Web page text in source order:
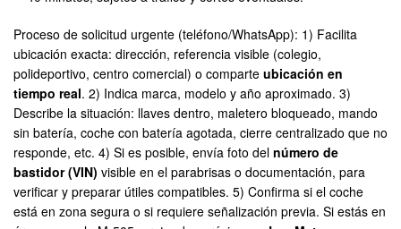
Proceso de solicitud urgente (teléfono/WhatsApp): 1) Facilita
ubicación exacta: dirección, referencia visible (colegio,
polideportivo, centro comercial) o comparte ubicación en
tiempo real. 2) Indica marca, modelo y año aproximado. 3)
Describe la situación: llaves dentro, maletero bloqueado, mando
sin batería, coche con batería agotada, cierre centralizado que no
responde, etc. 4) Si es posible, envía foto del número de
bastidor (VIN) visible en el parabrisas o documentación, para
verificar y preparar útiles compatibles. 5) Confirma si el coche
está en zona segura o si requiere señalización previa. Si estás en